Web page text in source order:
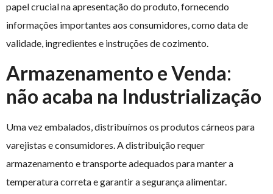
papel crucial na apresentação do produto, fornecendo
informações importantes aos consumidores, como data de
validade, ingredientes e instruções de cozimento.
Armazenamento e Venda:
não acaba na Industrialização
Uma vez embalados, distribuímos os produtos cárneos para
varejistas e consumidores. A distribuição requer
armazenamento e transporte adequados para manter a
temperatura correta e garantir a segurança alimentar.